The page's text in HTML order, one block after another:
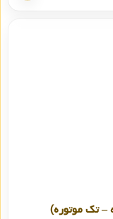
– تک موتوره)